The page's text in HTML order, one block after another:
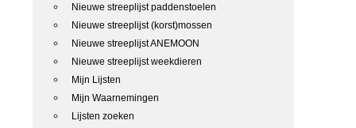
Nieuwe streeplijst paddenstoelen
Nieuwe streeplijst (korst)mossen
Nieuwe streeplijst ANEMOON
Nieuwe streeplijst weekdieren
Mijn Lijsten
Mijn Waarnemingen
Lijsten zoeken